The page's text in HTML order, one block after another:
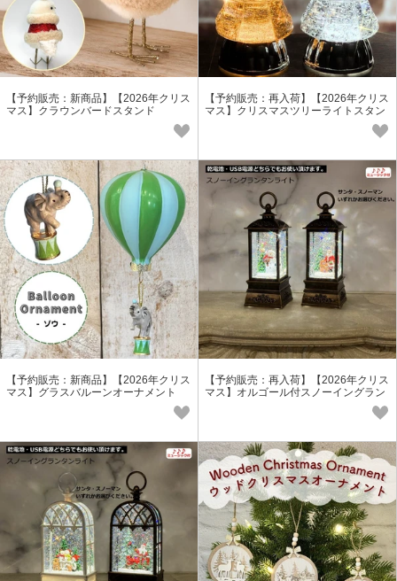
【予約販売：新商品】【2026年クリス
マス】クラウンバードスタンド
【予約販売：再入荷】【2026年クリス
マス】クリスマスツリーライトスタン
【予約販売：新商品】【2026年クリス
マス】グラスバルーンオーナメント
【予約販売：再入荷】【2026年クリス
マス】オルゴール付スノーイングラン